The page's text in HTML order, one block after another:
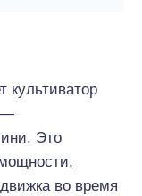
культиватор
—
Это
во время